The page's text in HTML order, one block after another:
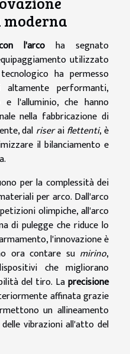
l'arcoha segnato
utilizzato
ha permesso
performanti,
l'alluminio, che hanno
nella fabbricazione di
dal riseraiflettenti, è
il bilanciamento e
per la complessità dei
per arco. Dall'arco
olimpiche, all'arco
di pulegge che riduce lo
l'innovazione è
ora contare su mirino,
che migliorano
del tiro. Laprecisione
affinata grazie
un allineamento
vibrazioni all'atto del